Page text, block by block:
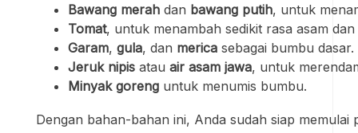
Bawang merah dan bawang putih, untuk
Tomat, untuk menambah sedikit rasa asam
Garam, gula, dan merica sebagai bumbu dasar.
Jeruk nipis atau air asam jawa, untuk
Minyak goreng untuk menumis bumbu.
Dengan bahan-bahan ini, Anda sudah siap